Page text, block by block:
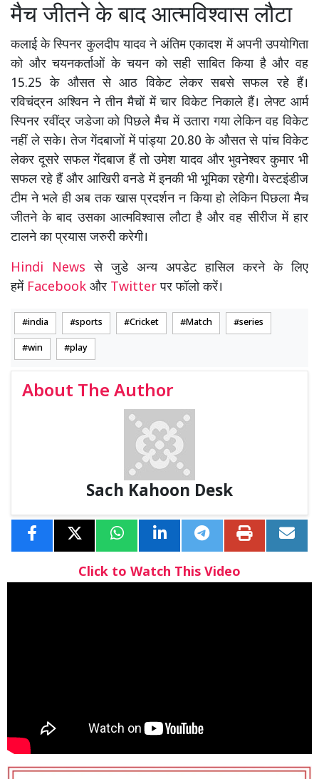
मैच जीतने के बाद आत्मविश्वास लौटा
कलाई के स्पिनर कुलदीप यादव ने अंतिम एकादश में अपनी उपयोगिता
को और चयनकर्ताओं के चयन को सही साबित किया है और वह
15.25 के औसत से आठ विकेट लेकर सबसे सफल रहे हैं।
रविचंद्रन अश्विन ने तीन मैचों में चार विकेट निकाले हैं। लेफ्ट आर्म
स्पिनर रवींद्र जडेजा को पिछले मैच में उतारा गया लेकिन वह विकेट
नहीं ले सके। तेज गेंदबाजों में पांड्या 20.80 के औसत से पांच विकेट
लेकर दूसरे सफल गेंदबाज हैं तो उमेश यादव और भुवनेश्वर कुमार भी
सफल रहे हैं और आखिरी वनडे में इनकी भी भूमिका रहेगी। वेस्टइंडीज
टीम ने भले ही अब तक खास प्रदर्शन न किया हो लेकिन पिछला मैच
जीतने के बाद उसका आत्मविश्वास लौटा है और वह सीरीज में हार
टालने का प्रयास जरुरी करेगी।
Hindi Newsसे जुडे अन्य अपडेट हासिल करने के लिए
हमें Facebook और Twitterपर फॉलो करें।
india sports Cricket Match series
win play
About The Author
Sach Kahoon Desk
Click to Watch This Video